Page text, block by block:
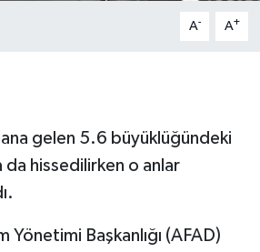
A- A+
gelen 5.6 büyüklüğündeki
da hissedilirken o anlar
Başkanlığı (AFAD)